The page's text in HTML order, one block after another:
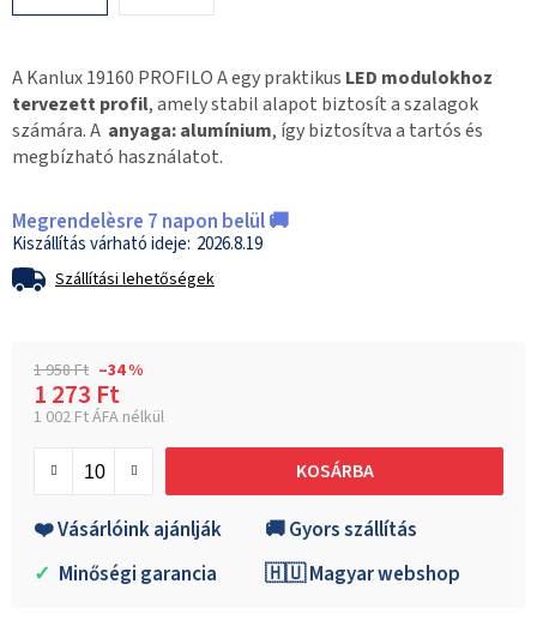
A Kanlux 19160 PROFILO A egy praktikus LED modulokhoz
tervezett profil, amely stabil alapot biztosít a szalagok
számára. A anyaga: alumínium, így biztosítva a tartós és
megbízható használatot.
Megrendelèsre 7 napon belül 🚚
2026.8.19
Szállítási lehetőségek
1 958 Ft –34 %
1 273 Ft
1 002 Ft ÁFA nélkül
KOSÁRBA
❤️ Vásárlóink ajánlják
🚚 Gyors szállítás
✓ Minőségi garancia 🇭🇺 Magyar webshop